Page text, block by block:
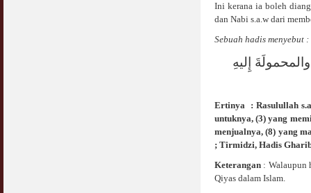
Ini kerana ia boleh
dan Nabi s.a.w dari
Sebuah hadis menyebut :
إِليهِ
Ertinya : Rasulullah
untuknya, (3) yang
menjualnya, (8) yang
; Tirmidzi, Hadis
Keterangan: Walaupun
Qiyas dalam Islam.